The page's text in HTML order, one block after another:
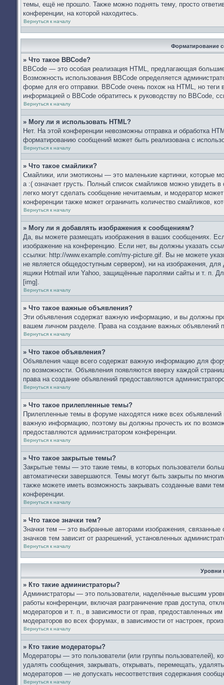
темы, ещё не прошло. Также можно поднять тему, просто
конференции, на которой находитесь.
Вернуться к началу
Форматирование
» Что такое BBCode?
BBCode — это особая реализация HTML, предлагающая
Возможность использования BBCode определяется
форме для его отправки. BBCode очень похож на HTML, но
информацией о BBCode обратитесь к руководству по BBCode,
Вернуться к началу
» Могу ли я использовать HTML?
Нет. На этой конференции невозможны отправка и обработка
форматированию сообщений может быть реализована с
Вернуться к началу
» Что такое смайлики?
Смайлики, или эмотиконы — это маленькие картинки, которые
а :( означает грусть. Полный список смайликов можно увидеть
легко могут сделать сообщение нечитаемым, и модератор
конференции также может ограничить количество смайликов,
Вернуться к началу
» Могу ли я добавлять изображения к сообщениям?
Да, вы можете размещать изображения в ваших сообщениях.
изображение на конференцию. Если нет, вы должны указать
ссылки: http://www.example.com/my-picture.gif. Вы не можете
не является общедоступным сервером), ни на изображения,
ящики Hotmail или Yahoo, защищённые паролями сайты и т. п.
[img].
Вернуться к началу
» Что такое важные объявления?
Эти объявления содержат важную информацию, и вы должны
вашем личном разделе. Права на создание важных объявлений
Вернуться к началу
» Что такое объявления?
Объявления чаще всего содержат важную информацию для
по возможности. Объявления появляются вверху каждой
права на создание объявлений предоставляются
Вернуться к началу
» Что такое прилепленные темы?
Прилепленные темы в форуме находятся ниже всех объявлений
важную информацию, поэтому вы должны прочесть их по
предоставляются администратором конференции.
Вернуться к началу
» Что такое закрытые темы?
Закрытые темы — это такие темы, в которых пользователи
автоматически завершаются. Темы могут быть закрыты по
также можете иметь возможность закрывать созданные вами
конференции.
Вернуться к началу
» Что такое значки тем?
Значки тем — это выбранные авторами изображения,
значков тем зависит от разрешений, установленных
Вернуться к началу
Уровни
» Кто такие администраторы?
Администраторы — это пользователи, наделённые высшим
работы конференции, включая разграничение прав доступа,
модераторов и т. п., в зависимости от прав, предоставленных
модераторов во всех форумах, в зависимости от настроек,
Вернуться к началу
» Кто такие модераторы?
Модераторы — это пользователи (или группы пользователей),
удалять сообщения, закрывать, открывать, перемещать,
модераторов — не допускать несоответствия содержания
Вернуться к началу